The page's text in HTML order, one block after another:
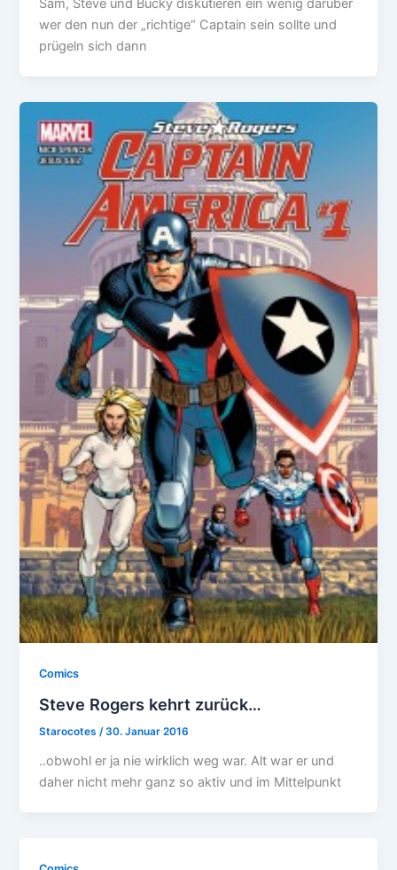
Sam, Steve und Bucky diskutieren ein wenig darüber
wer den nun der „richtige“ Captain sein sollte und
prügeln sich dann
Comics
Steve Rogers kehrt zurück…
Starocotes/30. Januar 2016
..obwohl er ja nie wirklich weg war. Alt war er und
daher nicht mehr ganz so aktiv und im Mittelpunkt